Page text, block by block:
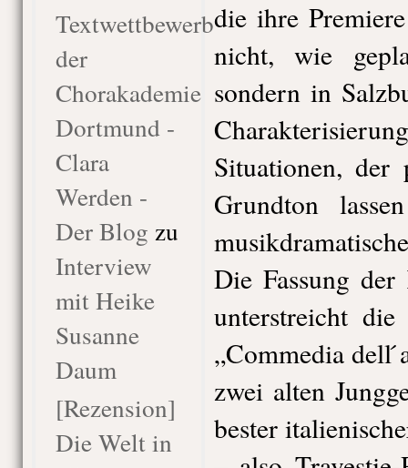
Textwettbewerb
der
Chorakademie
Dortmund -
Clara
Werden -
Der Blog zu
Interview
mit Heike
Susanne
Daum
[Rezension]
Die Welt in
die ihre
nicht, wie
sondern in
Situationen, der
Grundton
Die Fassung
unterstreicht
„Commedia dell
zwei alten
bester